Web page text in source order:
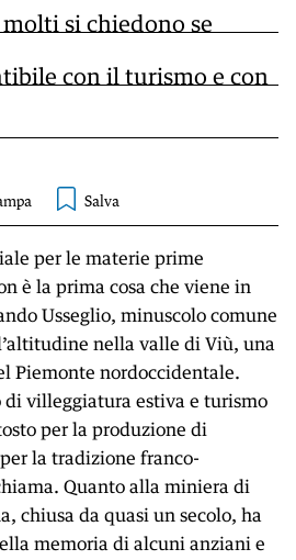
si chiedono se
con il turismo e con
per le materie prime
è la prima cosa che viene in
Usseglio, minuscolo comune
nella valle di Viù, una
Piemonte nordoccidentale.
di villeggiatura estiva e turismo
per la produzione di
la tradizione franco-
Quanto alla miniera di
chiusa da quasi un secolo, ha
memoria di alcuni anziani e